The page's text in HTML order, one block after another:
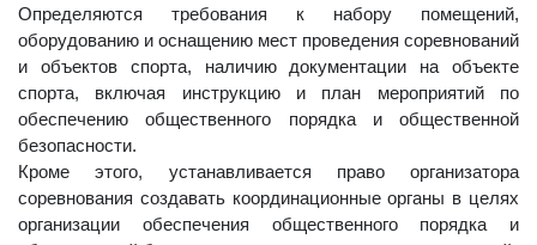
Определяются требования к набору помещений,
оборудованию и оснащению мест проведения соревнований
и объектов спорта, наличию документации на объекте
спорта, включая инструкцию и план мероприятий по
обеспечению общественного порядка и общественной
безопасности.
Кроме этого, устанавливается право организатора
соревнования создавать координационные органы в целях
организации обеспечения общественного порядка и